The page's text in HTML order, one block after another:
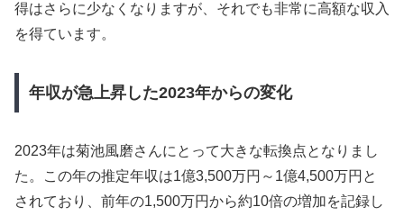
得はさらに少なくなりますが、それでも非常に高額な収入
を得ています。
年収が急上昇した2023年からの変化
2023年は菊池風磨さんにとって大きな転換点となりまし
た。この年の推定年収は1億3,500万円～1億4,500万円と
されており、前年の1,500万円から約10倍の増加を記録し